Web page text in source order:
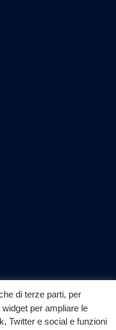
▶
di terze parti, per
per ampliare le
Twitter e social e funzioni